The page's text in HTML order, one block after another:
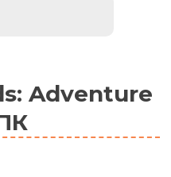
Adventure